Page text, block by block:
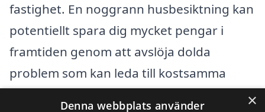
fastighet. En noggrann husbesiktning kan
potentiellt spara dig mycket pengar i
framtiden genom att avslöja dolda
problem som kan leda till kostsamma
×
Denna webbplats använder